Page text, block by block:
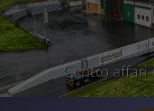
Centro affari